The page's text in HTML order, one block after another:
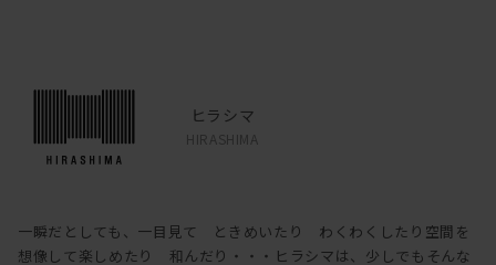
ヒラシマ
HIRASHIMA
一瞬だとしても、一目見て ときめいたり わくわくしたり空間を
想像して楽しめたり 和んだり・・・ヒラシマは、少しでもそんな